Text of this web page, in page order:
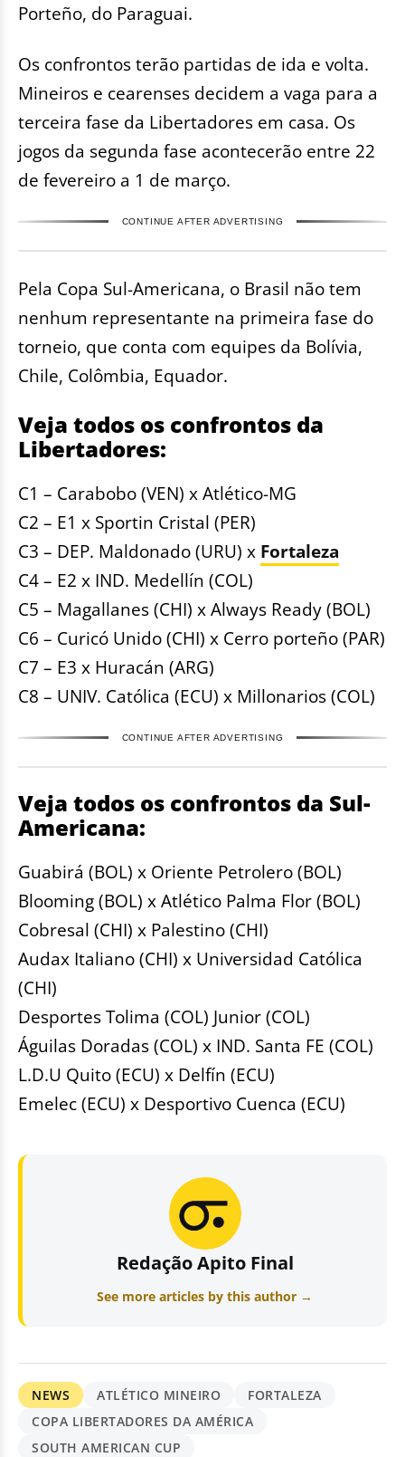
Porteño, do Paraguai.
Os confrontos terão partidas de ida e volta.
Mineiros e cearenses decidem a vaga para a
terceira fase da Libertadores em casa. Os
jogos da segunda fase acontecerão entre 22
de fevereiro a 1 de março.
CONTINUE AFTER ADVERTISING
Pela Copa Sul-Americana, o Brasil não tem
nenhum representante na primeira fase do
torneio, que conta com equipes da Bolívia,
Chile, Colômbia, Equador.
Veja todos os confrontos da
Libertadores:
C1 – Carabobo (VEN) x Atlético-MG
C2 – E1 x Sportin Cristal (PER)
C3 – DEP. Maldonado (URU) x Fortaleza
C4 – E2 x IND. Medellín (COL)
C5 – Magallanes (CHI) x Always Ready (BOL)
C6 – Curicó Unido (CHI) x Cerro porteño (PAR)
C7 – E3 x Huracán (ARG)
C8 – UNIV. Católica (ECU) x Millonarios (COL)
CONTINUE AFTER ADVERTISING
Veja todos os confrontos da Sul-
Americana:
Guabirá (BOL) x Oriente Petrolero (BOL)
Blooming (BOL) x Atlético Palma Flor (BOL)
Cobresal (CHI) x Palestino (CHI)
Audax Italiano (CHI) x Universidad Católica
(CHI)
Desportes Tolima (COL) Junior (COL)
Águilas Doradas (COL) x IND. Santa FE (COL)
L.D.U Quito (ECU) x Delfín (ECU)
Emelec (ECU) x Desportivo Cuenca (ECU)
Redação Apito Final
See more articles by this author →
NEWS ATLÉTICO MINEIRO
FORTALEZA
COPA LIBERTADORES DA AMÉRICA
SOUTH AMERICAN CUP